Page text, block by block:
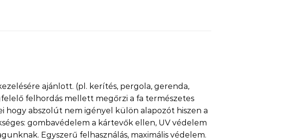
ajánlott. (pl. kerítés, pergola, gerenda,
felhordás mellett megőrzi a fa természetes
abszolút nem igényel külön alapozót hiszen a
gombavédelem a kártevők ellen, UV védelem
Egyszerű felhasználás, maximális védelem.